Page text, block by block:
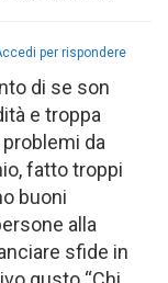
per rispondere
di se son
e troppa
da
fatto troppi
buoni
alla
sfide in